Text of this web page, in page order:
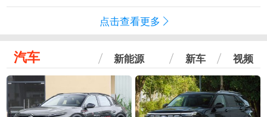
点击查看更多
汽车 新能源 新车 视频